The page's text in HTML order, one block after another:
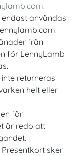
.
användas
från
för LennyLamb
returneras
helt eller
för
är redo att
sker